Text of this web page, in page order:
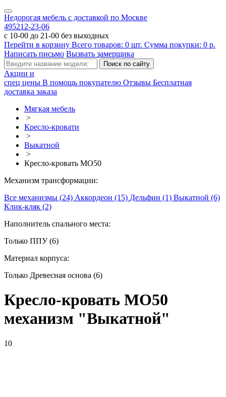
Недорогая мебель с доставкой по Москве
495212-23-06
с 10-00 до 21-00 без выходных
Перейти в корзину Всего товаров: 0 шт. Сумма покупки: 0 р.
Написать письмо Вызвать замерщика
Акции и
спец цены В помощь покупателю Отзывы Бесплатная
доставка заказа
Мягкая мебель
>
Кресло-кровати
>
Выкатной
>
Кресло-кровать МО50
Механизм трансформации:
Все механизмы (24) Аккордеон (15) Дельфин (1) Выкатной (6)
Клик-кляк (2)
Наполнитель спального места:
Только ППУ (6)
Материал корпуса:
Только Древесная основа (6)
Кресло-кровать МО50
механизм "Выкатной"
10